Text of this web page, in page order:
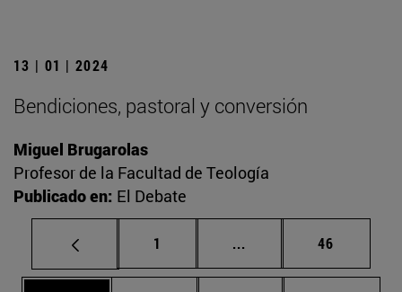
13 | 01 | 2024
Bendiciones, pastoral y conversión
Miguel Brugarolas
Profesor de la Facultad de Teología
Publicado en: El Debate
Página
1 ... Páginas intermedias
Página
46